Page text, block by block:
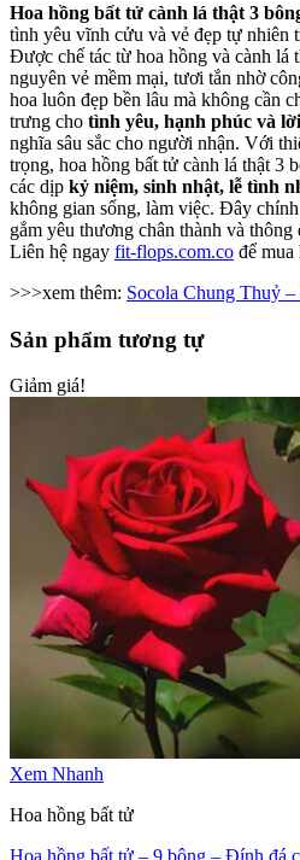
Hoa hồng bất tử cành lá thật 3
tình yêu vĩnh cửu và vẻ đẹp tự nhiên
Được chế tác từ hoa hồng và cành lá
nguyên vẻ mềm mại, tươi tắn nhờ
hoa luôn đẹp bền lâu mà không cần
trưng cho tình yêu, hạnh phúc và
nghĩa sâu sắc cho người nhận. Với
trọng, hoa hồng bất tử cành lá thật 3
các dịp kỷ niệm, sinh nhật, lễ tình
không gian sống, làm việc. Đây
gắm yêu thương chân thành và thông
Liên hệ ngay fit-flops.com.co để mua
>>>xem thêm: Socola Chung Thuỷ
Sản phẩm tương tự
Giảm giá!
Xem Nhanh
Hoa hồng bất tử